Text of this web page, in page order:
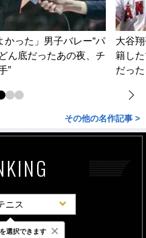
かった」男子バレー“パ
ん底だったあの夜、チ
”
大谷
籍し
だっ
その他の名作記事 >
ニス
時間 週間
選択できます ×